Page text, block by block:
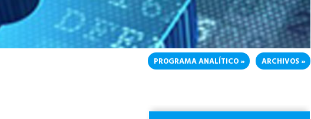
ARCHIVOS
PROGRAMA ANALÍTICO